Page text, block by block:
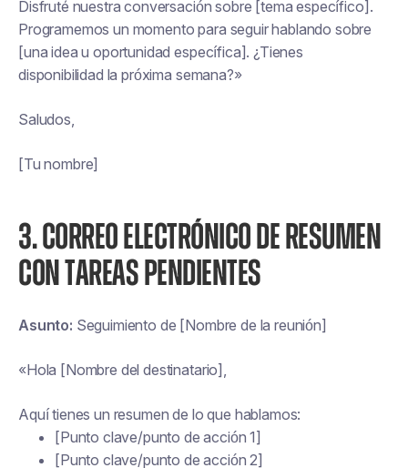
Disfruté nuestra conversación sobre [tema específico].
Programemos un momento para seguir hablando sobre
[una idea u oportunidad específica]. ¿Tienes
disponibilidad la próxima semana?»
Saludos,
[Tu nombre]
3. CORREO ELECTRÓNICO DE RESUMEN
CON TAREAS PENDIENTES
Asunto: Seguimiento de [Nombre de la reunión]
«Hola [Nombre del destinatario],
Aquí tienes un resumen de lo que hablamos:
[Punto clave/punto de acción 1]
[Punto clave/punto de acción 2]